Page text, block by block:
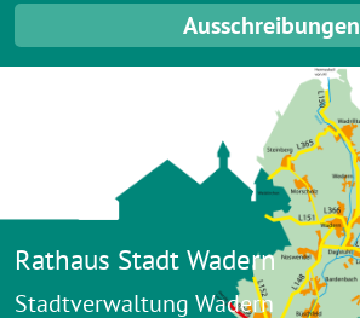
Ausschreibungen
Rathaus Stadt Wadern
Stadtverwaltung Wadern